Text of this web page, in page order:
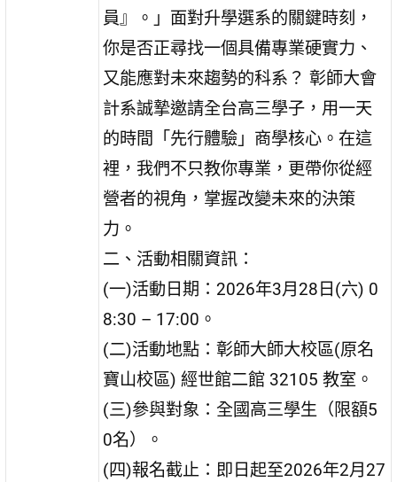
員』。」面對升學選系的關鍵時刻，
你是否正尋找一個具備專業硬實力、
又能應對未來趨勢的科系？ 彰師大會
計系誠摯邀請全台高三學子，用一天
的時間「先行體驗」商學核心。在這
裡，我們不只教你專業，更帶你從經
營者的視角，掌握改變未來的決策
力。
二、活動相關資訊：
(一)活動日期：2026年3月28日(六) 0
8:30 – 17:00。
(二)活動地點：彰師大師大校區(原名
寶山校區) 經世館二館 32105 教室。
(三)參與對象：全國高三學生（限額5
0名）。
(四)報名截止：即日起至2026年2月27